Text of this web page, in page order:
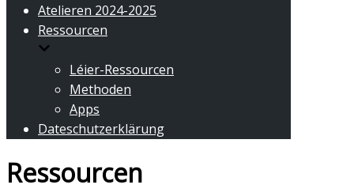
Atelieren 2024-2025
Ressourcen
Léier-Ressourcen
Methoden
Apps
Dateschutzerklärung
Ressourcen